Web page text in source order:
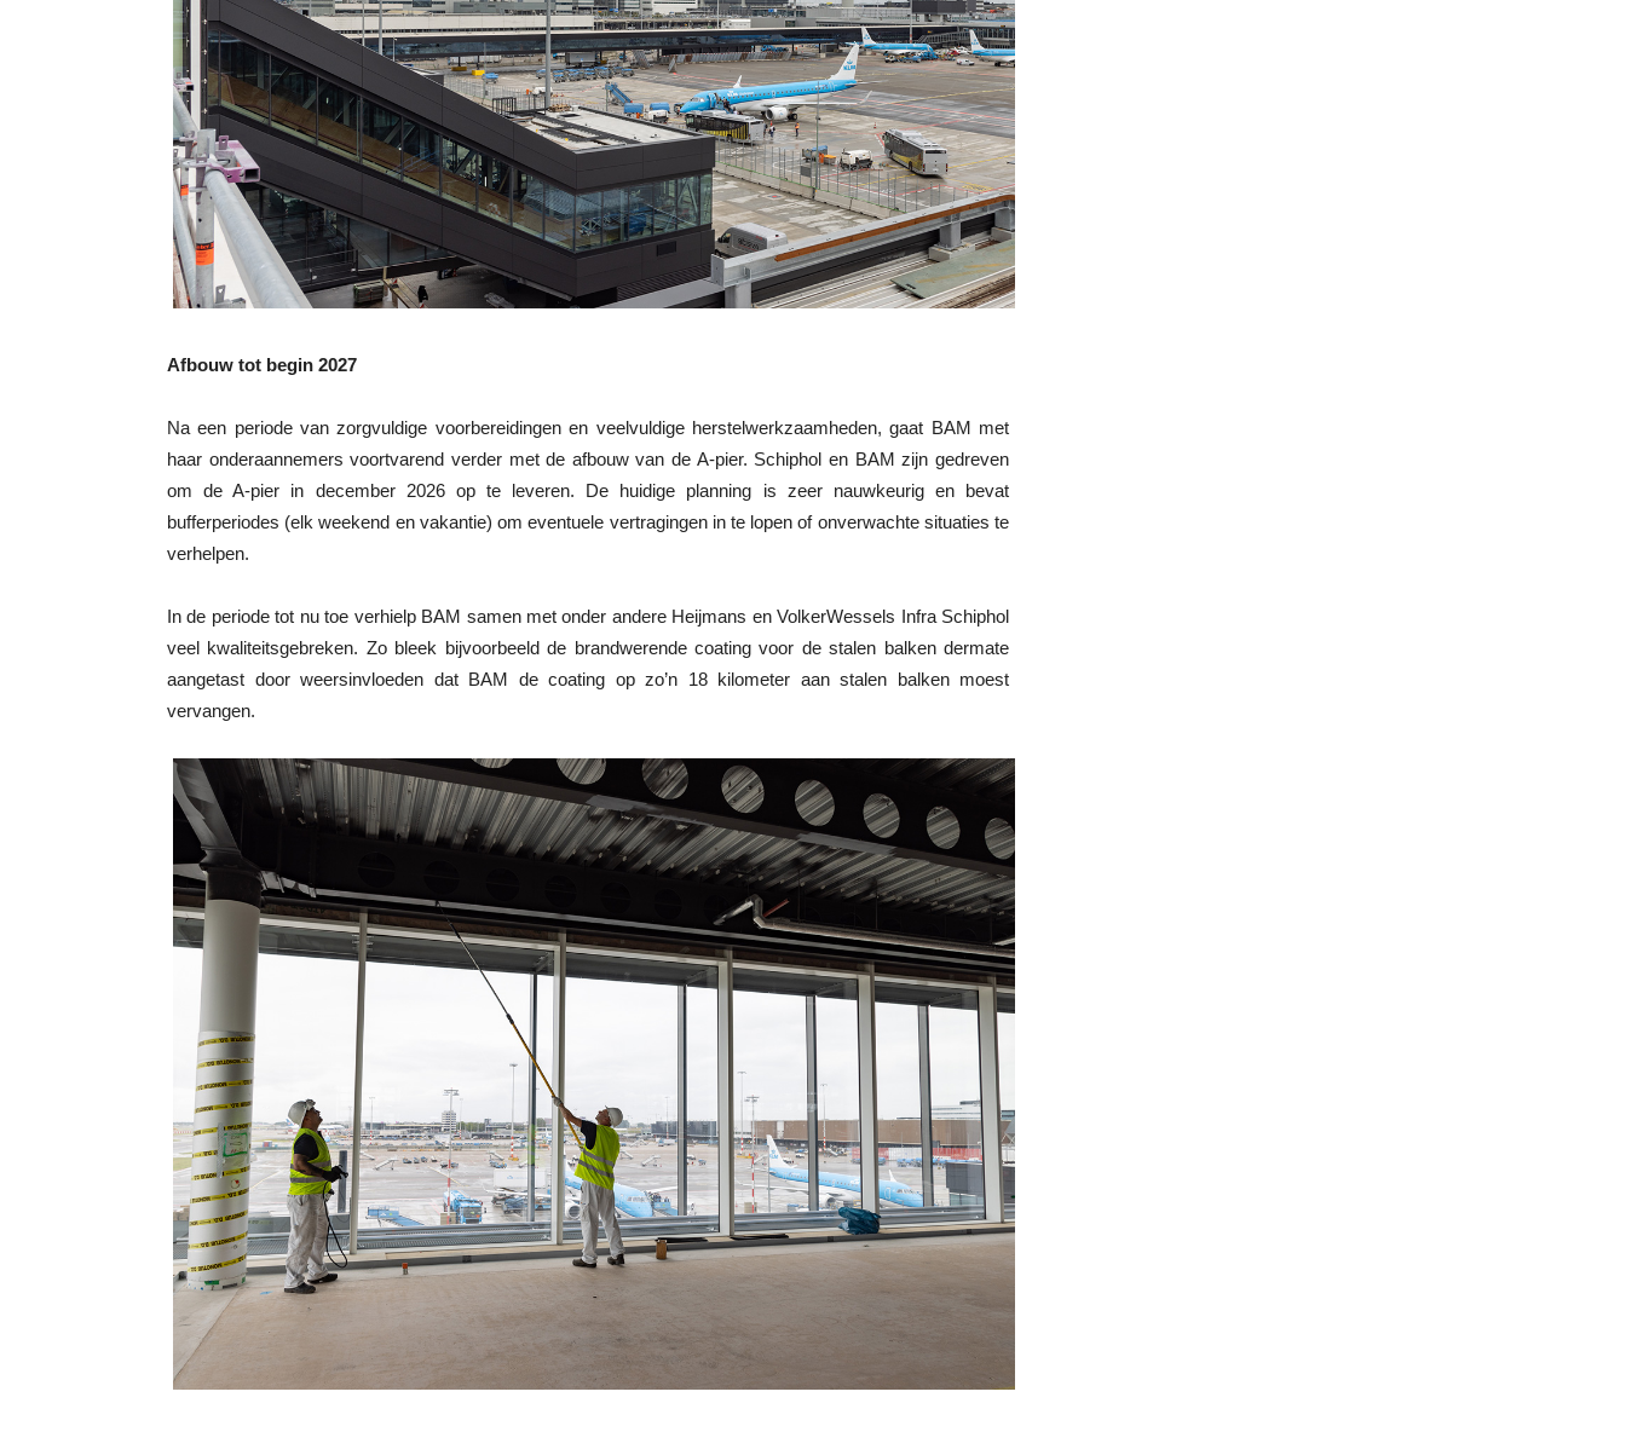
Afbouw tot begin 2027
Na een periode van zorgvuldige voorbereidingen en veelvuldige herstelwerkzaamheden, gaat BAM met
haar onderaannemers voortvarend verder met de afbouw van de A-pier. Schiphol en BAM zijn gedreven
om de A-pier in december 2026 op te leveren. De huidige planning is zeer nauwkeurig en bevat
bufferperiodes (elk weekend en vakantie) om eventuele vertragingen in te lopen of onverwachte situaties te
verhelpen.
In de periode tot nu toe verhielp BAM samen met onder andere Heijmans en VolkerWessels Infra Schiphol
veel kwaliteitsgebreken. Zo bleek bijvoorbeeld de brandwerende coating voor de stalen balken dermate
aangetast door weersinvloeden dat BAM de coating op zo’n 18 kilometer aan stalen balken moest
vervangen.